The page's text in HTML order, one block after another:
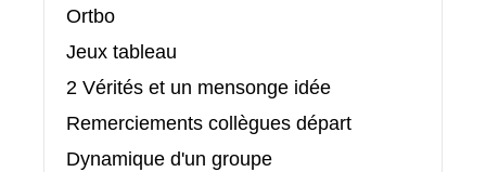
Ortbo
Jeux tableau
2 Vérités et un mensonge idée
Remerciements collègues départ
Dynamique d'un groupe